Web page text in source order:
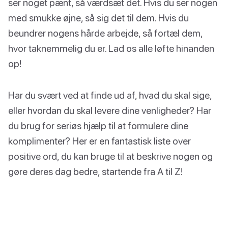
ser noget pænt, så værdsæt det. Hvis du ser nogen
med smukke øjne, så sig det til dem. Hvis du
beundrer nogens hårde arbejde, så fortæl dem,
hvor taknemmelig du er. Lad os alle løfte hinanden
op!
Har du svært ved at finde ud af, hvad du skal sige,
eller hvordan du skal levere dine venligheder? Har
du brug for seriøs hjælp til at formulere dine
komplimenter? Her er en fantastisk liste over
positive ord, du kan bruge til at beskrive nogen og
gøre deres dag bedre, startende fra A til Z!